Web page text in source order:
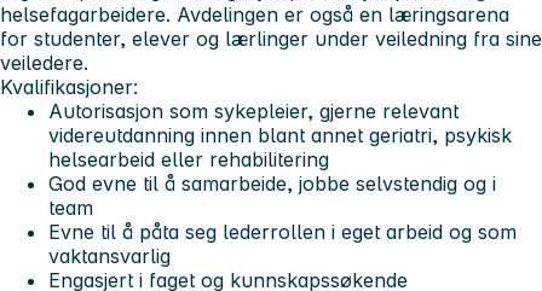
helsefagarbeidere. Avdelingen er også en læringsarena
for studenter, elever og lærlinger under veiledning fra sine
veiledere.
Kvalifikasjoner:
Autorisasjon som sykepleier, gjerne relevant
videreutdanning innen blant annet geriatri, psykisk
helsearbeid eller rehabilitering
God evne til å samarbeide, jobbe selvstendig og i
team
Evne til å påta seg lederrollen i eget arbeid og som
vaktansvarlig
Engasjert i faget og kunnskapssøkende